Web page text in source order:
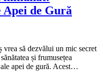
Apei de Gură
vrea să dezvălui un mic secret
și frumusețea
apei de gură. Acest…